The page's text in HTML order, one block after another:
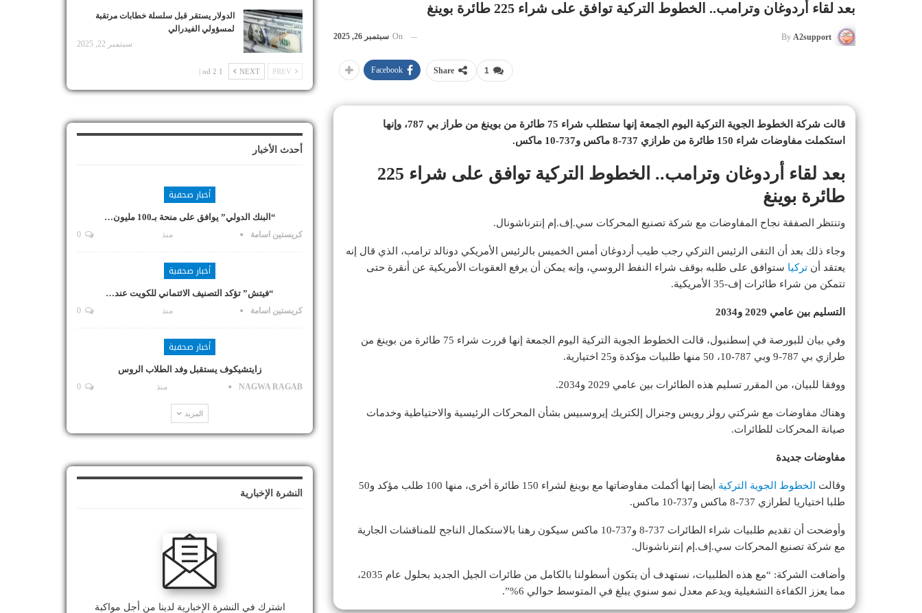
بعد لقاء أردوغان وترامب.. الخطوط التركية توافق على شراء 225 طائرة بوينغ
By A2support
On سبتمبر 26, 2025
1
Share
Facebook
قالت شركة الخطوط الجوية التركية اليوم الجمعة إنها ستطلب شراء 75 طائرة من بوينغ من طراز بي 787، وإنها
استكملت مفاوضات شراء 150 طائرة من طرازي 737-8 ماكس و737-10 ماكس.
بعد لقاء أردوغان وترامب.. الخطوط التركية توافق على شراء 225
طائرة بوينغ
وتنتظر الصفقة نجاح المفاوضات مع شركة تصنيع المحركات سي.إف.إم إنترناشونال.
وجاء ذلك بعد أن التقى الرئيس التركي رجب طيب أردوغان أمس الخميس بالرئيس الأمريكي دونالد ترامب، الذي قال إنه
يعتقد أن تركيا ستوافق على طلبه بوقف شراء النفط الروسي، وإنه يمكن أن يرفع العقوبات الأمريكية عن أنقرة حتى
تتمكن من شراء طائرات إف-35 الأمريكية.
التسليم بين عامي 2029 و2034
وفي بيان للبورصة في إسطنبول، قالت الخطوط الجوية التركية اليوم الجمعة إنها قررت شراء 75 طائرة من بوينغ من
طرازي بي 787-9 وبي 787-10، 50 منها طلبيات مؤكدة و25 اختيارية.
ووفقا للبيان، من المقرر تسليم هذه الطائرات بين عامي 2029 و2034.
وهناك مفاوضات مع شركتي رولز رويس وجنرال إلكتريك إيروسبيس بشأن المحركات الرئيسية والاحتياطية وخدمات
صيانة المحركات للطائرات.
مفاوضات جديدة
وقالت الخطوط الجوية التركية
أيضا إنها أكملت مفاوضاتها مع بوينغ لشراء 150 طائرة أخرى، منها 100 طلب مؤكد و50
طلبا اختياريا لطرازي 737-8 ماكس و737-10 ماكس.
وأوضحت أن تقديم طلبيات شراء الطائرات 737-8 و737-10 ماكس سيكون رهنا بالاستكمال الناجح للمناقشات الجارية
مع شركة تصنيع المحركات سي.إف.إم إنترناشونال.
وأضافت الشركة: “مع هذه الطلبيات، نستهدف أن يتكون أسطولنا بالكامل من طائرات الجيل الجديد بحلول عام 2035،
مما يعزز الكفاءة التشغيلية ويدعم معدل نمو سنوي يبلغ في المتوسط حوالي 6%”.
الدولار يستقر قبل سلسلة خطابات مرتقبة
لمسؤولي الفيدرالي
سبتمبر 22, 2025
NEXT
1 od 2 |
أحدث الأخبار
أخبار صحفية
“البنك الدولي” يوافق على منحة بـ100 مليون…
كريستين اسامة منذ
أخبار صحفية
“فيتش” تؤكد التصنيف الائتماني للكويت عند…
كريستين اسامة منذ
أخبار صحفية
زايتشيكوف يستقبل وفد الطلاب الروس
NAGWA RAGAB منذ
المزيد
النشرة الإخبارية
اشترك في النشرة الإخبارية لدينا من أجل مواكبة